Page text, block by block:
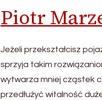
Piotr
Jeżeli przekształcisz
sprzyja takim
wytwarza mniej cząstek
przedłużyć witalność